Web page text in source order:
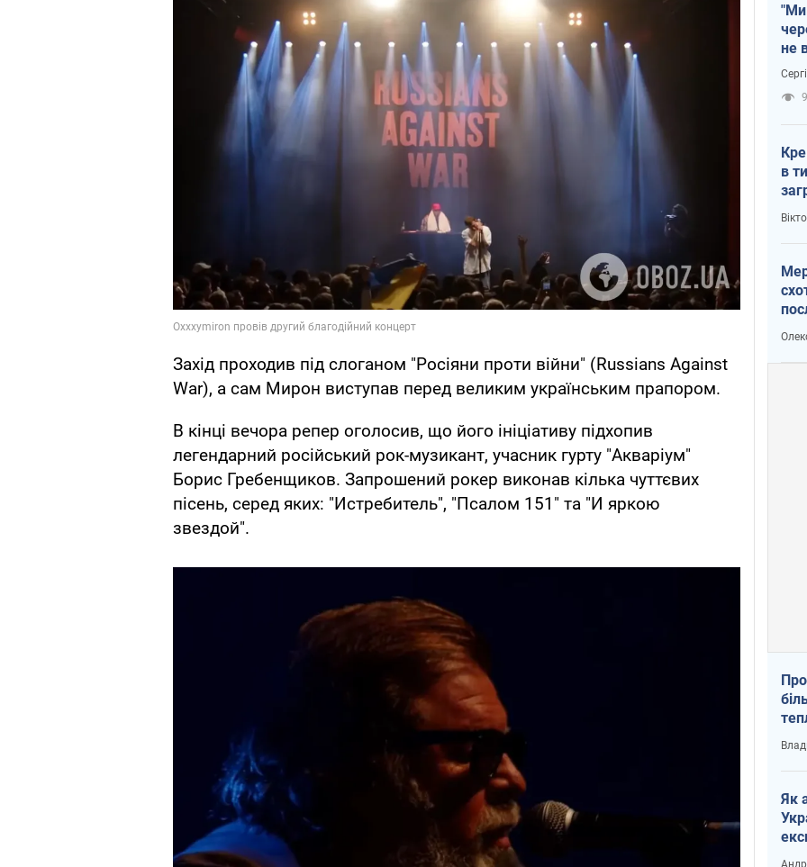
Захід проходив під слоганом "Росіяни проти війни" (Russians Against
War), а сам Мирон виступав перед великим українським прапором.
В кінці вечора репер оголосив, що його ініціативу підхопив
легендарний російський рок-музикант, учасник гурту "Акваріум"
Борис Гребенщиков. Запрошений рокер виконав кілька чуттєвих
пісень, серед яких: "Истребитель", "Псалом 151" та "И яркою
звездой".
"Ми
не
в
у
Як